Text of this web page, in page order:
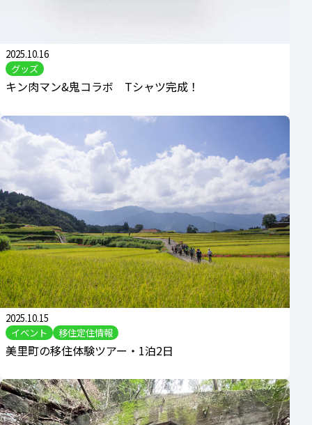
2025.10.16
グッズ
キン肉マン&鬼コラボ Tシャツ完成！
2025.10.15
イベント
移住定住情報
美里町の移住体験ツアー・1泊2日